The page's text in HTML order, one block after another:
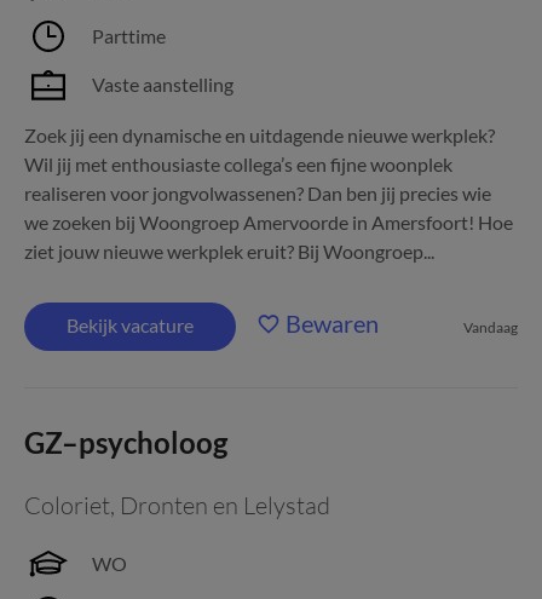
Parttime
Vaste aanstelling
Zoek jij een dynamische en uitdagende nieuwe werkplek?
Wil jij met enthousiaste collega’s een fijne woonplek
realiseren voor jongvolwassenen? Dan ben jij precies wie
we zoeken bij Woongroep Amervoorde in Amersfoort! Hoe
ziet jouw nieuwe werkplek eruit? Bij Woongroep...
Bekijk vacature Bewaren Vandaag
GZ–psycholoog
Coloriet, Dronten en Lelystad
WO